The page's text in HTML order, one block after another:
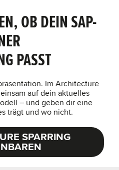
OB DEIN SAP-
PASST
Im Architecture
auf dein aktuelles
– und geben dir eine
trägt und wo nicht.
SPARRING